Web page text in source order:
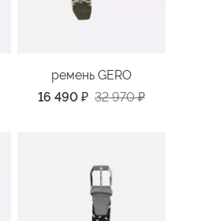
ремень GERO
16 490 ₽ 32 970₽